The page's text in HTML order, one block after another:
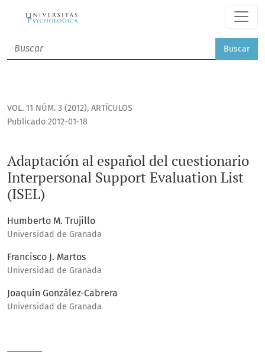
Adaptación al español del cuestionario Interpersonal
Buscar
VOL. 11 NÚM. 3 (2012), ARTÍCULOS
Adaptación al español del cuestionario
Interpersonal Support Evaluation List
(ISEL)
Publicado 2012-01-18
Humberto M. Trujillo
Universidad de Granada
Francisco J. Martos
Universidad de Granada
Joaquín González-Cabrera
Universidad de Granada